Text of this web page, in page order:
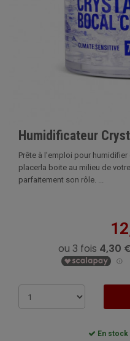
Humidificateur
Prête à l'emploi pour
placerla boite au milieu de
parfaitement son rôle. ...
En